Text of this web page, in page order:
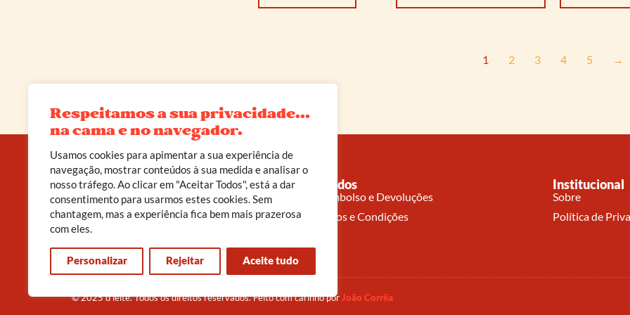
Respeitamos a sua privacidade...
na cama e no navegador.
Usamos cookies para apimentar a sua experiência de
navegação, mostrar conteúdos à sua medida e analisar o
nosso tráfego. Ao clicar em "Aceitar Todos", está a dar
consentimento para usarmos estes cookies. Sem
chantagem, mas a experiência fica bem mais prazerosa
com eles.
Personalizar Rejeitar Aceite tudo
1 2 3 4 5 →
A D’leite não é apenas uma loja erótica. É um
convite a viveres o teu corpo como templo, o
prazer como poder, e a sexualidade como caminho
de cura.
Pedidos
Reembolso e Devoluções
Termos e Condições
Institucional
Sobre
Política de
© 2025 d’leite. Todos os direitos reservados. Feito com carinho porJoão Corrêa